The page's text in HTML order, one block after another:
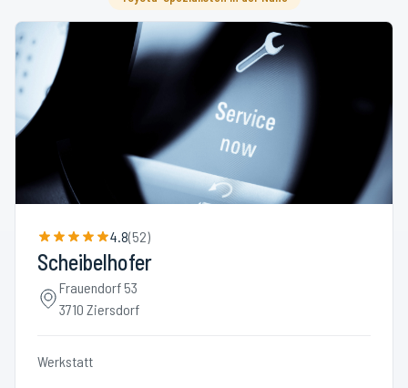
4.8(52)
Scheibelhofer
Frauendorf 53
3710 Ziersdorf
Werkstatt